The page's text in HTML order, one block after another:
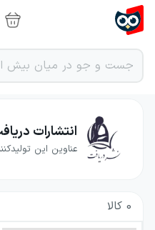
انتشارات
عناوین این
0 کالا